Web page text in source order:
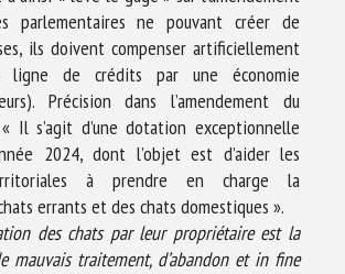
parlementaires ne pouvant créer de
ils doivent compenser artificiellement
ligne de crédits par une économie
Précision dans l’amendement du
Il s’agit d’une dotation exceptionnelle
2024, dont l’objet est d’aider les
à prendre en charge la
errants et des chats domestiques ».
des chats par leur propriétaire est la
mauvais traitement, d’abandon et in fine